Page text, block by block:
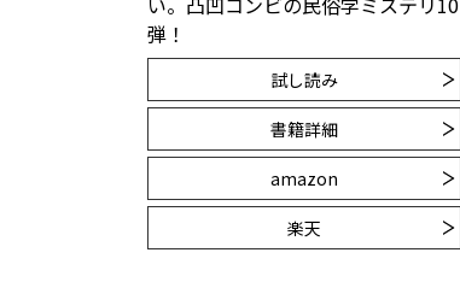
弾！
試し読み
書籍詳細
amazon
楽天